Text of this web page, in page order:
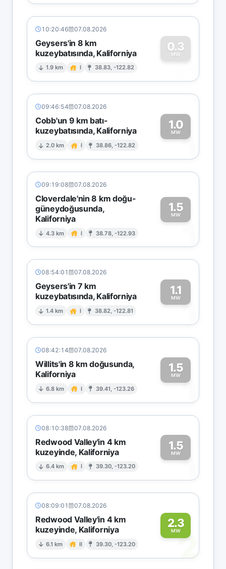
10:20:46 07.08.2026
Geysers'in 8 km
kuzeybatısında, Kaliforniya
1.9 km I 38.83, -122.82
0.3
MW
0
09:46:54 07.08.2026
Cobb'un 9 km batı-
kuzeybatısında, Kaliforniya
2.0 km I 38.86, -122.82
1.0
MW1
09:19:08 07.08.2026
Cloverdale'nin 8 km doğu-
güneydoğusunda,
Kaliforniya
4.3 km I 38.78, -122.93
1.5
MW
1
08:54:01 07.08.2026
Geysers'in 7 km
kuzeybatısında, Kaliforniya
1.4 km I 38.82, -122.81
1.1
MW1
08:42:14 07.08.2026
Willits'in 8 km doğusunda,
Kaliforniya
6.8 km I 39.41, -123.26
1.5
MW1
08:10:38 07.08.2026
Redwood Valley'in 4 km
kuzeyinde, Kaliforniya
6.4 km I 39.30, -123.20
1.5
MW1
08:09:01 07.08.2026
Redwood Valley'in 4 km
kuzeyinde, Kaliforniya
6.1 km II 39.30, -123.20
2.3
MW
2